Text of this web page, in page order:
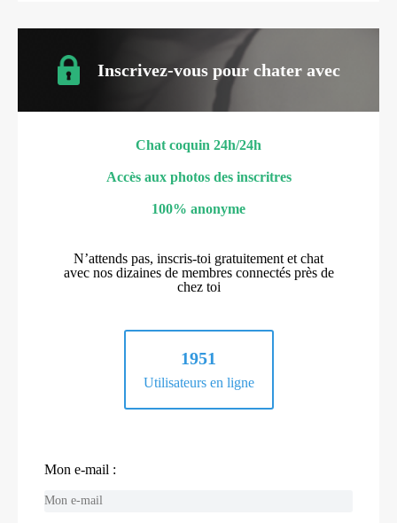
Inscrivez-vous pour chater avec
Chat coquin 24h/24h
Accès aux photos des inscritres
100% anonyme
N’attends pas, inscris-toi gratuitement et chat
avec nos dizaines de membres connectés près de
chez toi
1951
Utilisateurs en ligne
Mon e-mail :